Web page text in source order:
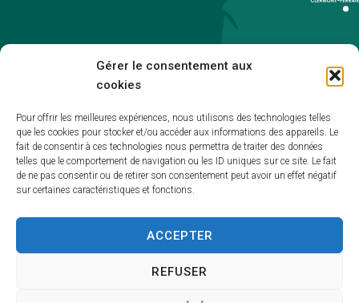
Gérer le consentement aux
cookies
Pour offrir les meilleures expériences, nous utilisons des technologies telles
que les cookies pour stocker et/ou accéder aux informations des appareils. Le
fait de consentir à ces technologies nous permettra de traiter des données
telles que le comportement de navigation ou les ID uniques sur ce site. Le fait
de ne pas consentir ou de retirer son consentement peut avoir un effet négatif
sur certaines caractéristiques et fonctions.
ACCEPTER
REFUSER
Accessibilité
Politique de cookies (UE)